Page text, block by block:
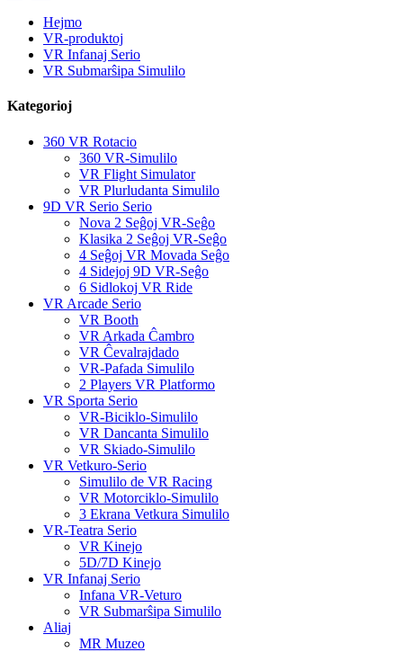
Hejmo
VR-produktoj
VR Infanaj Serio
VR Submarŝipa Simulilo
Kategorioj
360 VR Rotacio
360 VR-Simulilo
VR Flight Simulator
VR Plurludanta Simulilo
9D VR Serio Serio
Nova 2 Seĝoj VR-Seĝo
Klasika 2 Seĝoj VR-Seĝo
4 Seĝoj VR Movada Seĝo
4 Sidejoj 9D VR-Seĝo
6 Sidlokoj VR Ride
VR Arcade Serio
VR Booth
VR Arkada Ĉambro
VR Ĉevalrajdado
VR-Pafada Simulilo
2 Players VR Platformo
VR Sporta Serio
VR-Biciklo-Simulilo
VR Dancanta Simulilo
VR Skiado-Simulilo
VR Vetkuro-Serio
Simulilo de VR Racing
VR Motorciklo-Simulilo
3 Ekrana Vetkura Simulilo
VR-Teatra Serio
VR Kinejo
5D/7D Kinejo
VR Infanaj Serio
Infana VR-Veturo
VR Submarŝipa Simulilo
Aliaj
MR Muzeo